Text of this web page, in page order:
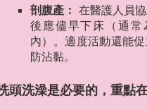
剖腹產： 在醫護人員
後應儘早下床（通
內）。適度活動還能
防沾黏。
頭洗澡是必要的，重點